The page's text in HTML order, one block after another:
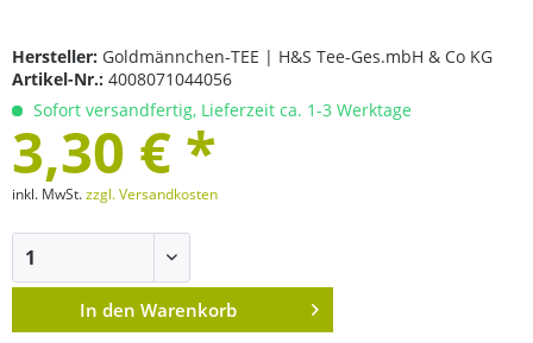
Hersteller: Goldmännchen-TEE | H&S Tee-Ges.mbH & Co KG
Artikel-Nr.: 4008071044056
Sofort versandfertig, Lieferzeit ca. 1-3 Werktage
3,30 € *
inkl. MwSt.zzgl. Versandkosten
In den Warenkorb